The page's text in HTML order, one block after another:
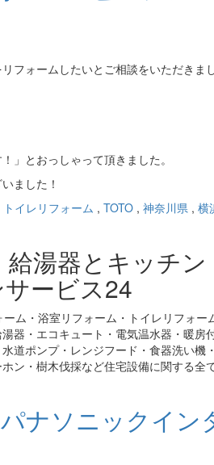
フォームしたいとご相談をいただきまし
」とおっしゃって頂きました。
ました！
トイレリフォーム , TOTO , 神奈川県 , 横
湯器とキッチン
ービス24
ム・浴室リフォーム・トイレリフォー
器・エコキュート・電気温水器・暖房
道ポンプ・レンジフード・食器洗い機
ン・樹木伐採など住宅設備に関する全
ナソニックイン